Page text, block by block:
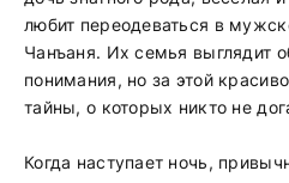
любит переодеваться в
Чанъаня. Их семья выглядит
понимания, но за этой
тайны, о которых никто не
Когда наступает ночь,